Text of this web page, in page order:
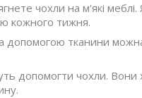
чохли на м'які
кожного тижня.
тканини
допомогти чохли. Вони